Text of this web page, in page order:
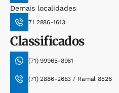
Demais localidades
71 2886-1613
Classificados
(71) 99965-8961
(71) 2886-2683 / Ramal 8526